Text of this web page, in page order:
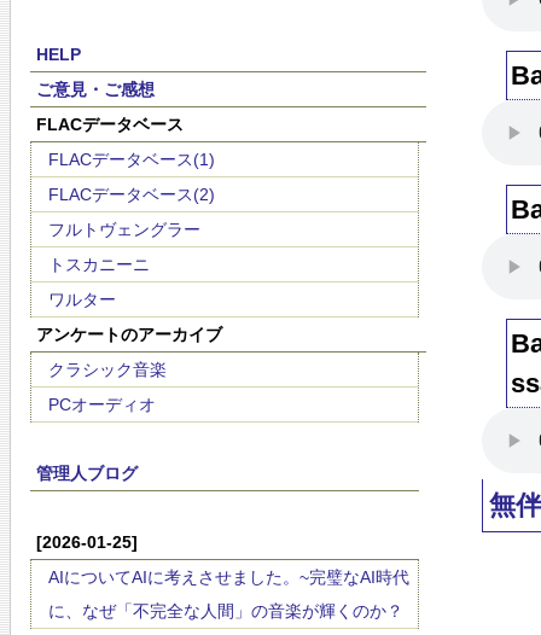
HELP
ご意見・ご感想
FLACデータベース
FLACデータベース(1)
FLACデータベース(2)
フルトヴェングラー
トスカニーニ
ワルター
アンケートのアーカイブ
クラシック音楽
PCオーディオ
管理人ブログ
[2026-01-25]
AIについてAIに考えさせました。~完璧なAI時代
に、なぜ「不完全な人間」の音楽が輝くのか？
無